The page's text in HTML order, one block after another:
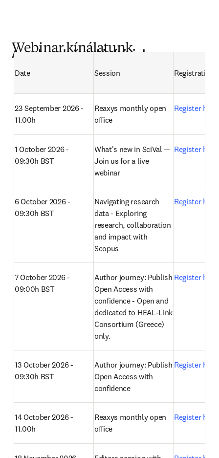
Webinar kínálatunk
Angol nyelvű webinárjaink
Date Session Registration
23 September 2026 -
11.00h
Reaxys monthly open
office
Register here
1 October 2026 -
09:30h BST
What's new in SciVal —
Join us for a live
webinar
Register here
6 October 2026 -
09:30h BST
Navigating research
data - Exploring
research, collaboration
and impact with
Scopus
Register here
7 October 2026 -
09:00h BST
Author journey: Publish
Open Access with
confidence - Open and
dedicated to HEAL-Link
Consortium (Greece)
only.
Register here
13 October 2026 -
09:30h BST
Author journey: Publish
Open Access with
confidence
Register here
14 October 2026 -
11.00h
Reaxys monthly open
office
Register here